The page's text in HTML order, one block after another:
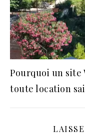
Pourquoi un site
toute location